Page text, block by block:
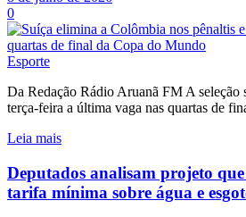
0
Esporte
Da Redação Rádio Aruanã FM A seleção
terça-feira a última vaga nas quartas de
Leia mais
Deputados analisam projeto
tarifa mínima sobre água e